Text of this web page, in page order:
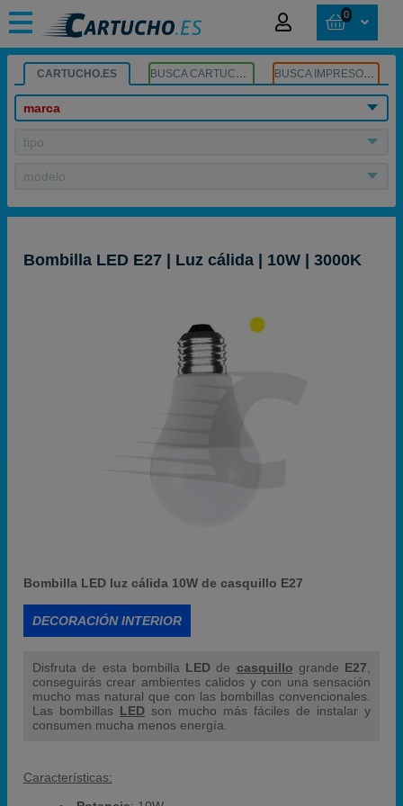
0
CARTUCHO.ES BUSCA CARTUCHOS BUSCA IMPRESORA
marca
tipo
modelo
Bombilla LED E27 | Luz cálida | 10W | 3000K
Bombilla LED luz cálida 10W de casquillo E27
DECORACIÓN INTERIOR
Disfruta de esta bombilla LED de casquillo grande E27
conseguirás crear ambientes calidos y con una sensación
mucho mas natural que con las bombillas convencionales.
Las bombillas LED son mucho más fáciles de instalar y
consumen mucha menos energía.
Características: